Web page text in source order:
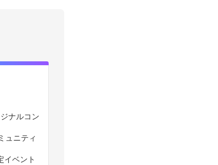
ナルコン
ュニティ
イベント